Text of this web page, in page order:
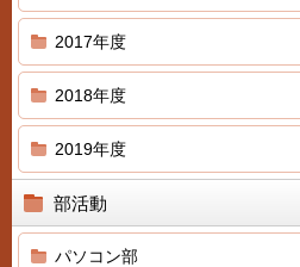
2017年度
2018年度
2019年度
部活動
パソコン部